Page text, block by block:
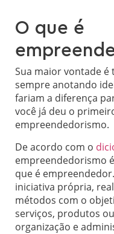
O que é
Sua maior vontade é
sempre anotando
fariam a diferença
você já deu o
empreendedorismo.
De acordo com o
empreendedorismo
que é
iniciativa própria,
métodos com o
serviços, produtos
organização e